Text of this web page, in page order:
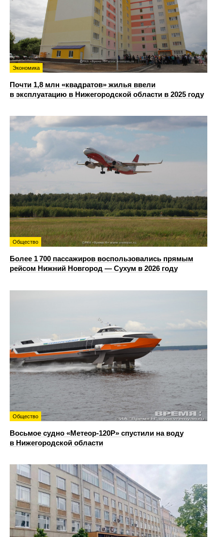
Экономика
Почти 1,8 млн «квадратов» жилья ввели
в эксплуатацию в Нижегородской области в 2025 году
Общество
Более 1 700 пассажиров воспользовались прямым
рейсом Нижний Новгород — Сухум в 2026 году
Общество
Восьмое судно «Метеор-120Р» спустили на воду
в Нижегородской области